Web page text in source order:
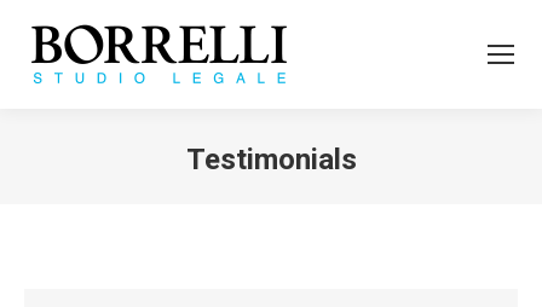
Testimonials